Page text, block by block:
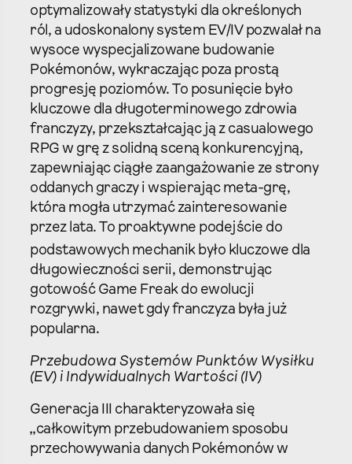
optymalizowały statystyki dla określonych
ról, a udoskonalony system EV/IV pozwalał na
wysoce wyspecjalizowane budowanie
Pokémonów, wykraczając poza prostą
progresję poziomów. To posunięcie było
kluczowe dla długoterminowego zdrowia
franczyzy, przekształcając ją z casualowego
RPG w grę z solidną sceną konkurencyjną,
zapewniając ciągłe zaangażowanie ze strony
oddanych graczy i wspierając meta-grę,
która mogła utrzymać zainteresowanie
przez lata. To proaktywne podejście do
podstawowych mechanik było kluczowe dla
długowieczności serii, demonstrując
gotowość Game Freak do ewolucji
rozgrywki, nawet gdy franczyza była już
popularna.
Przebudowa Systemów Punktów Wysiłku
(EV) i Indywidualnych Wartości (IV)
Generacja III charakteryzowała się
„całkowitym przebudowaniem sposobu
przechowywania danych Pokémonów w